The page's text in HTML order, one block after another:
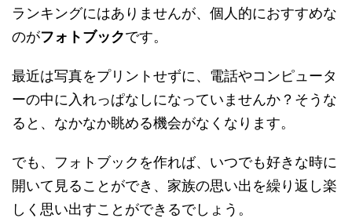
ランキングにはありませんが、個人的におすすめな
のがフォトブックです。
最近は写真をプリントせずに、電話やコンピュータ
ーの中に入れっぱなしになっていませんか？そうな
ると、なかなか眺める機会がなくなります。
でも、フォトブックを作れば、いつでも好きな時に
開いて見ることができ、家族の思い出を繰り返し楽
しく思い出すことができるでしょう。